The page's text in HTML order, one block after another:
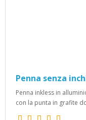
Penna senza
Penna inkless in
con la punta in grafite